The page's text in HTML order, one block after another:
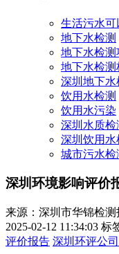
生活污水
地下水检测
地下水检测
地下水检测
深圳地下水
饮用水检测
饮用水污染
深圳水质检
深圳饮用水
城市污水检
深圳环境影响评价
来源：深圳市华锦检测
2025-02-12 11:34:03 标
评价报告 深圳环评公司